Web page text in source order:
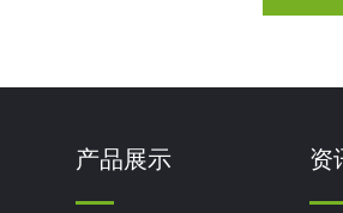
产品展示 资